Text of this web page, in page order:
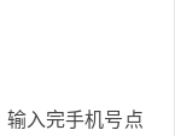
入完手机号点